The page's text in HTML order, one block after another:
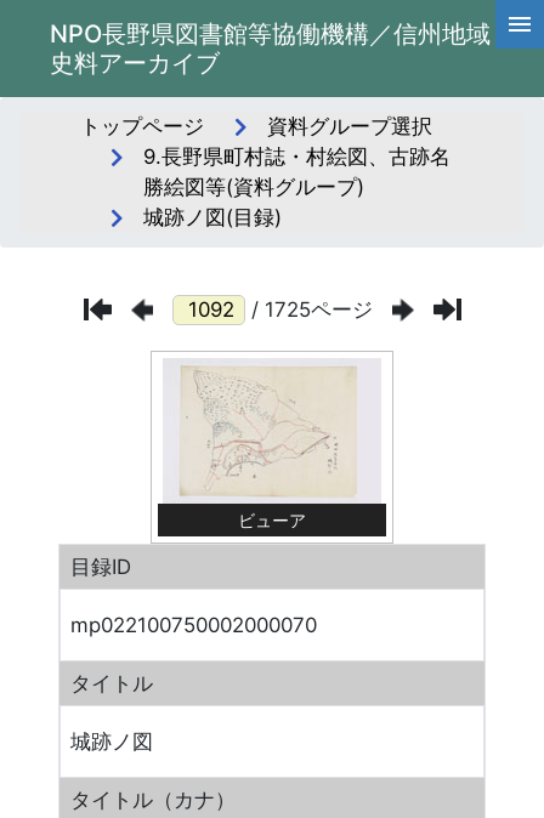
NPO長野県図書館等協働機構／信州地域
史料アーカイブ
トップページ
資料グループ選択
9.長野県町村誌・村絵図、古跡名
勝絵図等(資料グループ)
城跡ノ図(目録)
/ 1725ページ
ビューア
目録ID
mp022100750002000070
タイトル
城跡ノ図
タイトル（カナ）